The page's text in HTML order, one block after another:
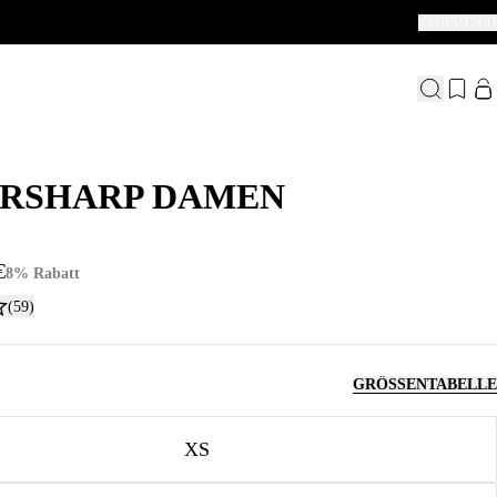
DAMEN
DAMEN
8% Rabatt
(59)
GRÖSSENTABELLE
XS